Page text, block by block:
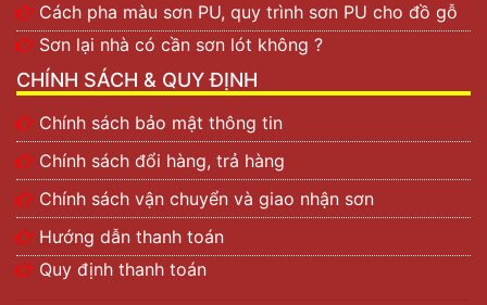
Cách pha màu sơn PU, quy trình sơn PU cho đồ gỗ
Sơn lại nhà có cần sơn lót không ?
CHÍNH SÁCH & QUY ĐỊNH
Chính sách bảo mật thông tin
Chính sách đổi hàng, trả hàng
Chính sách vận chuyển và giao nhận sơn
Hướng dẫn thanh toán
Quy định thanh toán